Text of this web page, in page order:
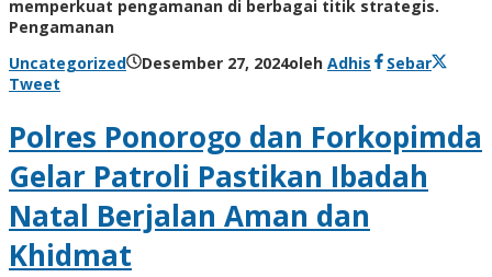
memperkuat pengamanan di berbagai titik strategis.
Pengamanan
Uncategorized
Desember 27, 2024oleh Adhis
Sebar
Tweet
Polres Ponorogo dan Forkopimda
Gelar Patroli Pastikan Ibadah
Natal Berjalan Aman dan
Khidmat